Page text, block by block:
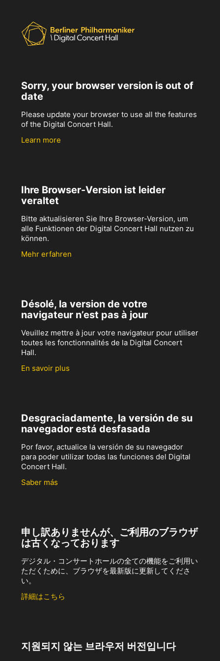
Sorry, your browser version is out of
date
Please update your browser to use all the features
of the Digital Concert Hall.
Learn more
Ihre Browser-Version ist leider
veraltet
Bitte aktualisieren Sie Ihre Browser-Version, um
alle Funktionen der Digital Concert Hall nutzen zu
können.
Mehr erfahren
Désolé, la version de votre
navigateur n’est pas à jour
Veuillez mettre à jour votre navigateur pour utiliser
toutes les fonctionnalités de la Digital Concert
Hall.
En savoir plus
Desgraciadamente, la versión de su
navegador está desfasada
Por favor, actualice la versión de su navegador
para poder utilizar todas las funciones del Digital
Concert Hall.
Saber más
申し訳ありませんが、ご利用のブラウザ
は古くなっております
デジタル・コンサートホールの全ての機能をご利用い
ただくために、ブラウザを最新版に更新してくださ
い。
詳細はこちら
지원되지 않는 브라우저 버전입니다